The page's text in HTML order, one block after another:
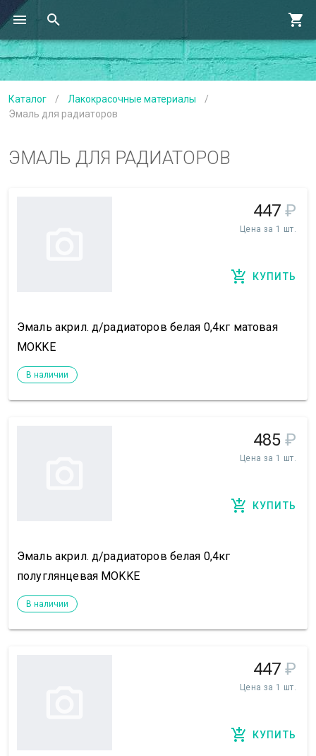
Каталог / Лакокрасочные материалы
/
Эмаль для радиаторов
ЭМАЛЬ ДЛЯ РАДИАТОРОВ
447 ₽
Цена за 1 шт.
КУПИТЬ
Эмаль акрил. д/радиаторов белая 0,4кг матовая
MOKKE
В наличии
485 ₽
Цена за 1 шт.
КУПИТЬ
Эмаль акрил. д/радиаторов белая 0,4кг
полуглянцевая MOKKE
В наличии
447 ₽
Цена за 1 шт.
КУПИТЬ